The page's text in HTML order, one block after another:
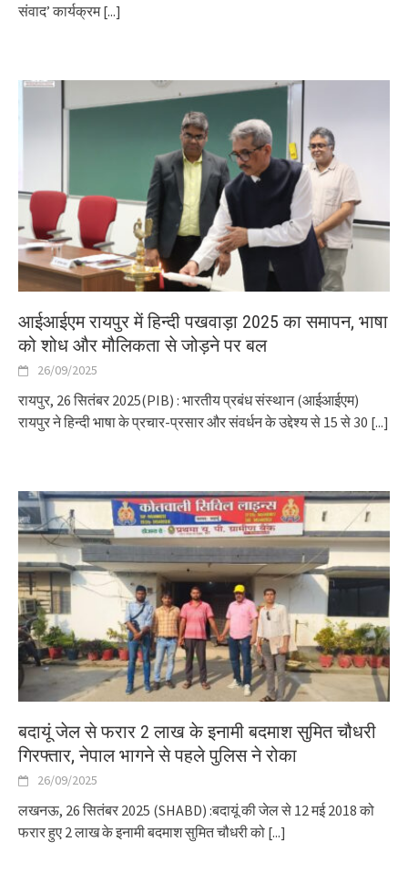
संवाद’ कार्यक्रम[...]
आईआईएम रायपुर में हिन्दी पखवाड़ा 2025 का समापन, भाषा
को शोध और मौलिकता से जोड़ने पर बल
26/09/2025
रायपुर, 26 सितंबर 2025(PIB) : भारतीय प्रबंध संस्थान (आईआईएम)
रायपुर ने हिन्दी भाषा के प्रचार-प्रसार और संवर्धन के उद्देश्य से 15 से 30 [...]
बदायूं जेल से फरार 2 लाख के इनामी बदमाश सुमित चौधरी
गिरफ्तार, नेपाल भागने से पहले पुलिस ने रोका
26/09/2025
लखनऊ, 26 सितंबर 2025 (SHABD) :बदायूं की जेल से 12 मई 2018 को
फरार हुए 2 लाख के इनामी बदमाश सुमित चौधरी को [...]